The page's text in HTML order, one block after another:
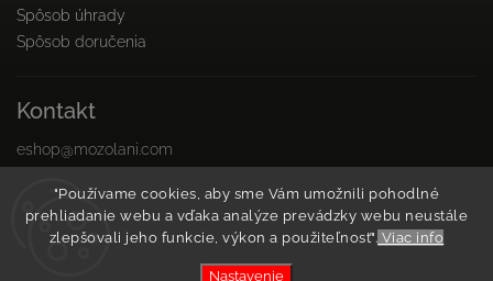
"Používame cookies, aby sme Vám umožnili pohodlné
prehliadanie webu a vďaka analýze prevádzky webu neustále
zlepšovali jeho funkcie, výkon a použiteľnosť". Viac info
Nastavenie
Spôsob úhrady
Spôsob doručenia
Kontakt
eshop@mozolani.com
PO-PIA 8:00 do 16:00
Facebook
Instagram